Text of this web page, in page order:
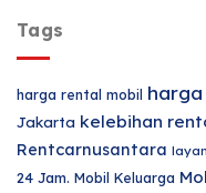
Tags
harga rental mobil
Jakarta kelebihan
Rentcarnusantara
24 Jam. Mobil Keluarga